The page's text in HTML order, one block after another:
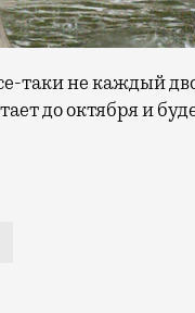
таки не каждый
до октября и
он работает и